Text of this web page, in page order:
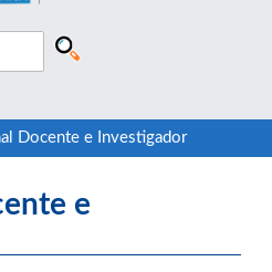
Docente e Investigador
e